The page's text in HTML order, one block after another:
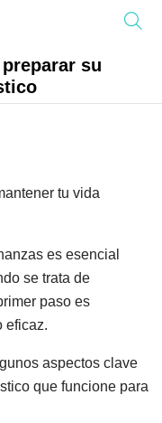
su
tu vida
es esencial
se trata de
paso es
eficaz.
aspectos clave
que funcione para